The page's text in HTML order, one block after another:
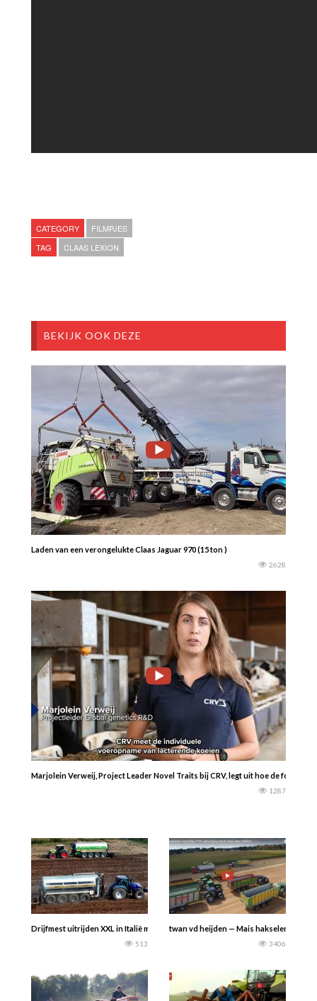
CATEGORY
FILMPJES
TAG
CLAAS LEXION
BEKIJK OOK DEZE
Laden van een verongelukte Claas Jaguar 970 (15 ton )
2628
Marjolein Verweij, Project Leader Novel Traits bij CRV, legt uit hoe de
1287
Drijfmest uitrijden XXL in Italië met een New Holland T7.270 en Claas Arion
513
twan vd heijden — Mais hakselen in
3406